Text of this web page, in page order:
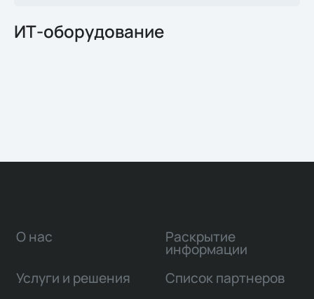
ИТ-оборудование
О нас
Услуги и решения
Раскрытие
информации
Список партнеров